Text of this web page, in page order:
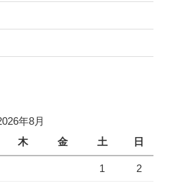
年8月
木 金 土 日
1 2